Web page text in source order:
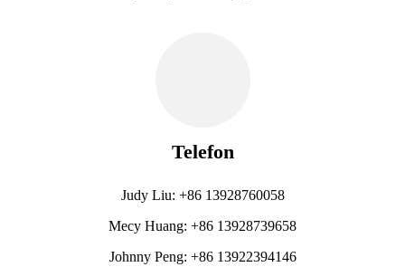
Telefon
Judy Liu: +86 13928760058
Mecy Huang: +86 13928739658
Johnny Peng: +86 13922394146